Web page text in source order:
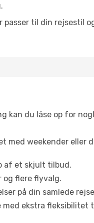
passer til din rejsestil
kan du låse op for
med weekender eller
af et skjult tilbud.
flere flyvalg.
på din samlede
med ekstra fleksibilitet